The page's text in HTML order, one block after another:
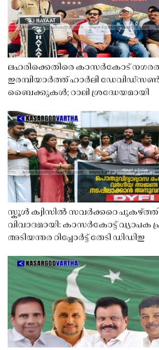
ലഹരിക്കെതിരെ കാസർകോട്
ഇരമ്പിയാർത്ത് ഹാർലി
ബൈക്കുകൾ; റാലി ശ്രദ്ധേയമായി
സ്കൂൾ ക്വിസിൽ സവർക്കറെ
വിവാദമായി: കാസർകോട്ട് വ്യാപക
അടിയന്തര റിപ്പോർട്ട് തേടി ഡിഡിഇ